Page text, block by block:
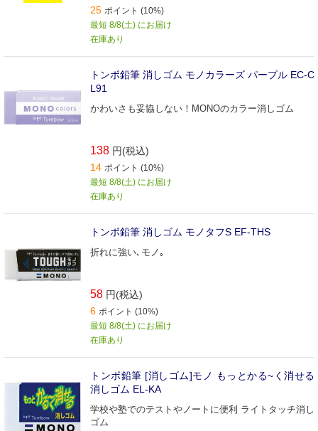
25 ポイント (10%)
最短 8/8(土) にお届け
在庫あり
トンボ鉛筆 消しゴム モノカラーズ パープル EC-C
L91
かわいさも妥協しない！MONOのカラー消しゴム
138 円(税込)
14 ポイント (10%)
最短 8/8(土) にお届け
在庫あり
トンボ鉛筆 消しゴム モノタフS EF-THS
折れに強い､モノ｡
58 円(税込)
6 ポイント (10%)
最短 8/8(土) にお届け
在庫あり
トンボ鉛筆 [消しゴム]モノ もっとかる~く消せる
消しゴム EL-KA
学校や塾でのテストやノートに便利 ライトタッチ消し
ゴム